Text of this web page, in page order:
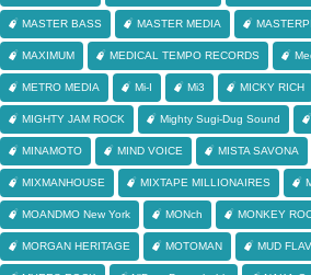
MASTER BASS MASTER MEDIA
MAXIMUM MEDICAL TEMPO RECORDS
METRO MEDIA Mi-I Mi3 MICKY RICH
MIGHTY JAM ROCK Mighty Sugi-Dug Sound
MINAMOTO MIND VOICE MISTA SAVONA
MIXMANHOUSE MIXTAPE MILLIONAIRES
MOANDMO New York MONch MONKEY
MORGAN HERITAGE MOTOMAN MUD